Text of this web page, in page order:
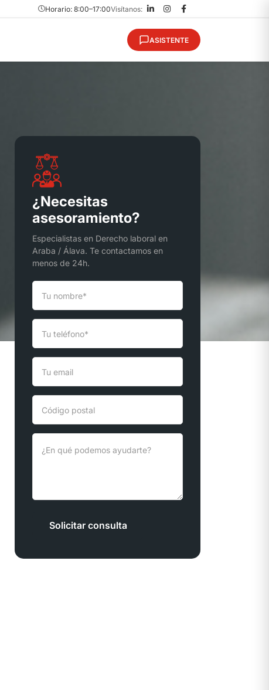
Horario: 8:00–17:00Visítanos:
ASISTENTE
¿Necesitas
asesoramiento?
Especialistas en Derecho laboral en
Araba / Álava. Te contactamos en
menos de 24h.
Solicitar consulta